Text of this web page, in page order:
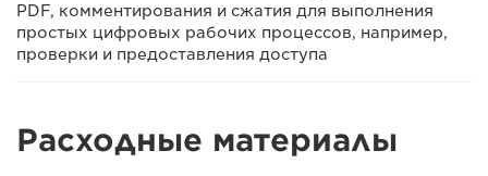
PDF, комментирования и сжатия для выполнения
простых цифровых рабочих процессов, например,
проверки и предоставления доступа
Расходные материалы